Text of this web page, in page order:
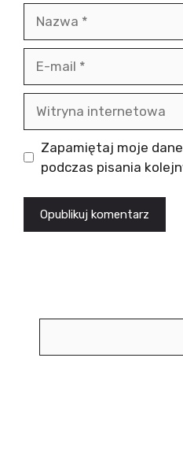
mail
internetowa
Zapamiętaj moje
podczas pisania